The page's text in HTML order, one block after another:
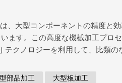
、大型コンポーネントの精度と
ます。この高度な機械加工プロ
クノロジーを利用して、比類の
たすために CNC マシンの機能に
部品加工
大型板加工